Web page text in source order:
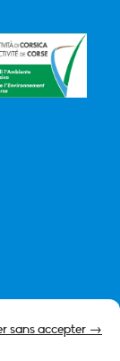
sans accepter →